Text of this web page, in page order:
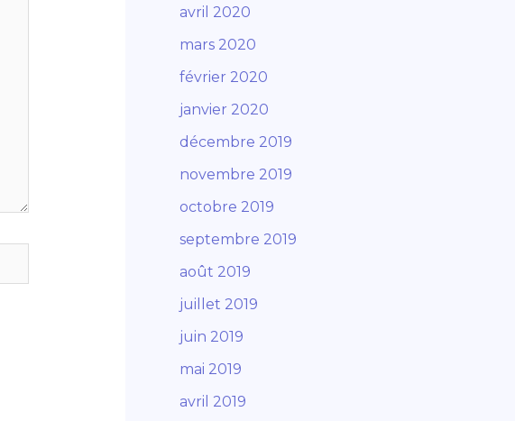
avril 2020
mars 2020
février 2020
janvier 2020
décembre 2019
novembre 2019
octobre 2019
septembre 2019
août 2019
juillet 2019
juin 2019
mai 2019
avril 2019